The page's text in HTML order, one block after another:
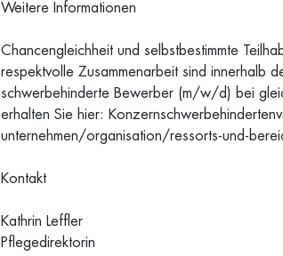
Weitere Informationen
Chancengleichheit und selbstbestimmte
respektvolle Zusammenarbeit sind innerhalb
schwerbehinderte Bewerber (m/w/d) bei
erhalten Sie hier:
unternehmen/organisation/ressorts-und-
Kontakt
Kathrin Leffler
Pflegedirektorin